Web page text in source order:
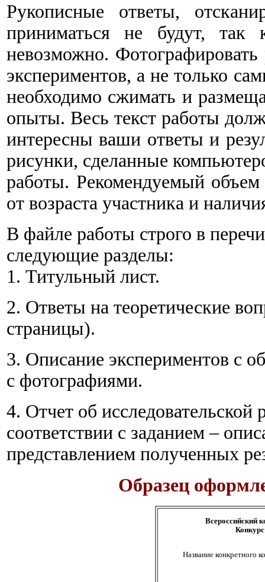
Рукописные ответы,
приниматься не будут, так
невозможно.
экспериментов, а не только
необходимо сжимать и
опыты. Весь текст работы
интересны ваши ответы и
рисунки, сделанные
работы. Рекомендуемый
от возраста участника и
В файле работы строго в
следующие разделы:
1. Титульный лист.
2. Ответы на теоретические
страницы).
3. Описание экспериментов с
с фотографиями.
4. Отчет об
соответствии с заданием –
представлением полученных
Образец
Всероссийский
Название конкретного